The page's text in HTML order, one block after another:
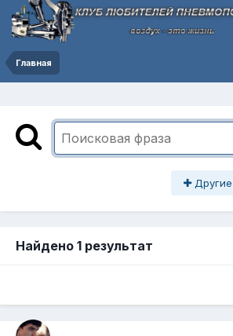
Главная
Другие
Найдено 1 результат